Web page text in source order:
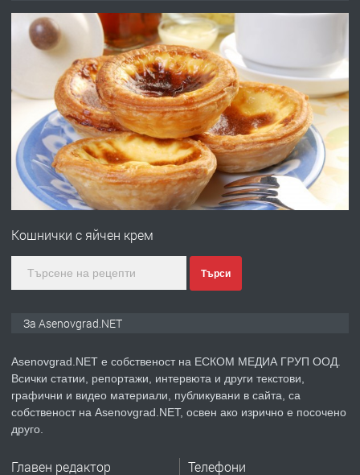
ПРЕДЛАГА
Професионална броячна машина -
със сертификат от ЕЦБ
преди 1 година
ПРЕДЛАГА
Професионална зеленчукорезачка
преди 2 години
ПРЕДЛАГА
Давам индивидуалани уроци по
Кошнички с яйчен крем
Търси
За Asenovgrad.NET
Asenovgrad.NET е собственост на ЕСКОМ МЕДИА ГРУП ООД.
Всички статии, репортажи, интервюта и други текстови,
графични и видео материали, публикувани в сайта, са
собственост на Asenovgrad.NET, освен ако изрично е посочено
друго.
Главен редактор Телефони